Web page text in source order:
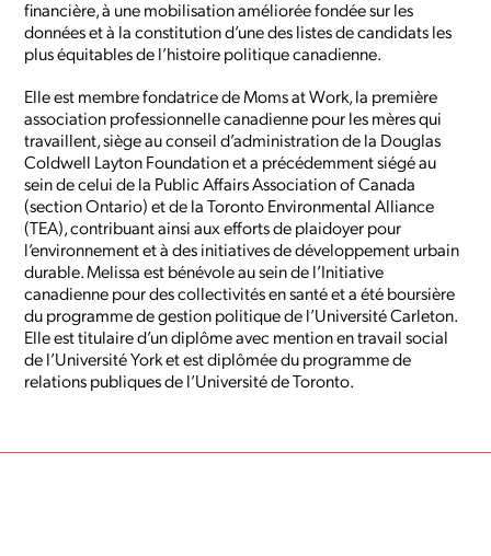
financière, à une mobilisation améliorée fondée sur les
données et à la constitution d’une des listes de candidats les
plus équitables de l’histoire politique canadienne.
Elle est membre fondatrice de Moms at Work, la première
association professionnelle canadienne pour les mères qui
travaillent, siège au conseil d’administration de la Douglas
Coldwell Layton Foundation et a précédemment siégé au
sein de celui de la Public Affairs Association of Canada
(section Ontario) et de la Toronto Environmental Alliance
(TEA), contribuant ainsi aux efforts de plaidoyer pour
l’environnement et à des initiatives de développement urbain
durable. Melissa est bénévole au sein de l’Initiative
canadienne pour des collectivités en santé et a été boursière
du programme de gestion politique de l’Université Carleton.
Elle est titulaire d’un diplôme avec mention en travail social
de l’Université York et est diplômée du programme de
relations publiques de l’Université de Toronto.